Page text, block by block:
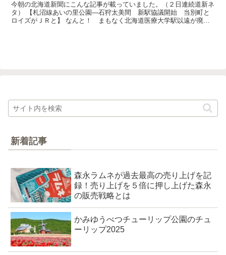
今朝の北海道新聞にこんな記事が載っていました。（２日連続道新ネ
タ） 【札沼線あいの里公園―石狩太美間 新駅協議開始 当別町と
ロイズがＪＲと】 なんと！ まもなく北海道医療大学駅以遠が廃止
新着記事
森永ラムネが過去最高の売り上げを記
録！売り上げを５倍に押し上げた森永
の販売戦略とは
かみゆうべつチューリップ公園のチュ
ーリップ2025